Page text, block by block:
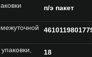
п/э пакет
18